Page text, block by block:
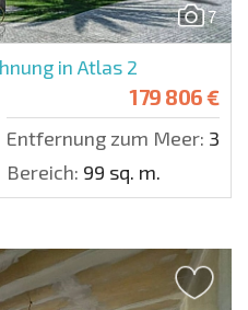
7
in Atlas 2
179 806 €
Entfernung zum Meer:
Bereich: 99 sq. m.